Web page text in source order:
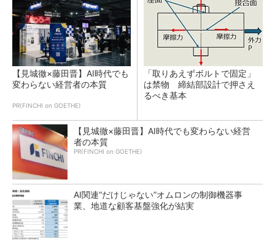
【見城徹×藤田晋】AI時代でも
変わらない経営者の本質
PR(FINCHI on GOETHE)
「取りあえずボルトで固定」
は禁物 締結部設計で押さえ
るべき基本
【見城徹×藤田晋】AI時代でも変わらない経営
者の本質
PR(FINCHI on GOETHE)
AI関連“だけじゃない”オムロンの制御機器事
業、地道な顧客基盤強化が結実